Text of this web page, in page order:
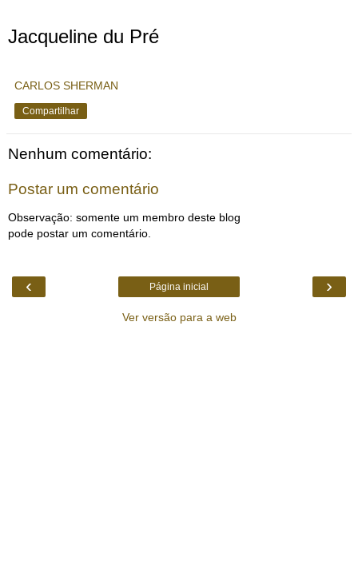
Jacqueline du Pré
CARLOS SHERMAN
Compartilhar
Nenhum comentário:
Postar um comentário
Observação: somente um membro deste blog
pode postar um comentário.
‹ ›
Página inicial
Ver versão para a web